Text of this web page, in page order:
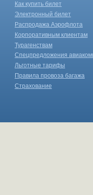
Как купить билет
Электронный билет
Распродажа Аэрофлота
Корпоративным клиентам
Турагенствам
Спецпредложения
Льготные тарифы
Правила провоза багажа
Страхование